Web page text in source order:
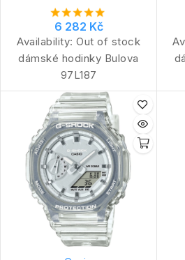
6 282 Kč
Availability: Out of stock
dámské hodinky Bulova
97L187